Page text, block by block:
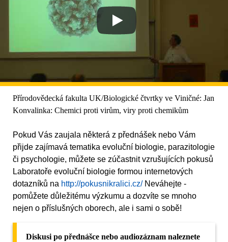
Přírodovědecká fakulta UK/Biologické čtvrtky ve Viničné: Jan
Konvalinka: Chemici proti virům, viry proti chemikům
Pokud Vás zaujala některá z přednášek nebo Vám
přijde zajímavá tematika evoluční biologie, parazitologie
či psychologie, můžete se zúčastnit vzrušujících pokusů
Laboratoře evoluční biologie formou internetových
dotazníků na http://pokusnikralici.cz/Neváhejte -
pomůžete důležitému výzkumu a dozvíte se mnoho
nejen o příslušných oborech, ale i sami o sobě!
Diskusi po přednášce nebo audiozáznam naleznete